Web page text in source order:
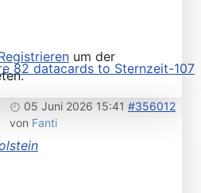
um der
05 Juni 2026 15:41 #356012
von Fanti